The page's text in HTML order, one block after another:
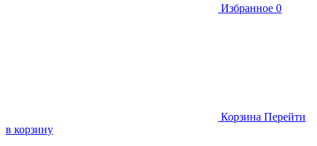
Избранное 0
Корзина Перейти
в корзину